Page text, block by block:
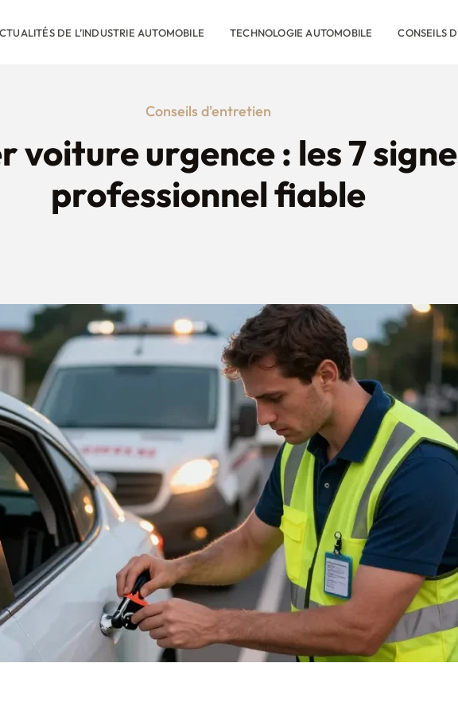
DE L’INDUSTRIE AUTOMOBILE TECHNOLOGIE AUTOMOBILE CONSEILS
Conseils d'entretien
voiture urgence : les 7
professionnel fiable